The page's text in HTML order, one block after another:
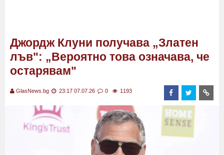
Джордж Клуни получава „Златен
лъв": „Вероятно това означава, че
остарявам"
GlasNews.bg 23:17 07.07.26 0 1193